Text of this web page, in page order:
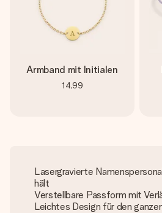
Armband mit Initialen
14,99
Lasergravierte
hält
Verstellbare Passform mit
Leichtes Design für den